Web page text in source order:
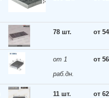
78 шт. от
от 1
раб.дн.
от
11 шт. от